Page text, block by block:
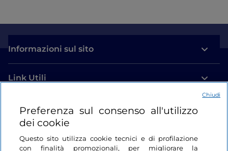
Informazioni sul sito
Link Utili
Login
Restiamo in contatto
Preferenza sul consenso all'utilizzo
dei cookie
Questo sito utilizza cookie tecnici e di profilazione
con finalità promozionali, per migliorare la
Chiudi